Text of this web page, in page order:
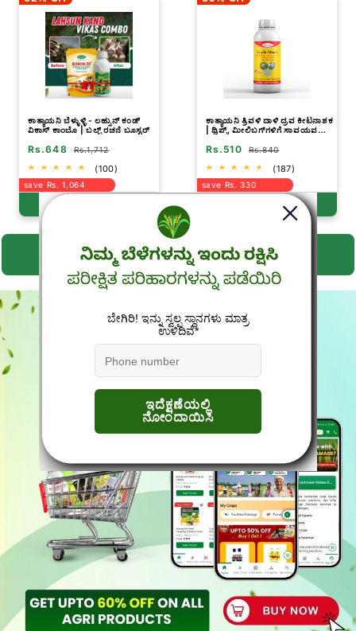
ಕಾತ್ಯಾಯನಿ ಬೆಳ್ಳುಳ್ಳಿ - ಲಹ್ಸುನ್ ಕಂಡ್
ವಿಕಾಸ್ ಕಾಂಬೊ | ಬಲ್ಬ್ ರಚನೆ ಬೂಸ್ಟರ್
Rs.648 Rs.1,712
(100)
save Rs. 1,064
ಕಾತ್ಯಾಯನಿ ತ್ರಿವಳಿ ದಾಳಿ ದ್ರವ ಕೀಟನಾಶಕ
| ಥ್ರಿಪ್ಸ್, ಮೀಲಿಬಗ್‌ಗಳಿಗೆ ಸಾವಯವ
Rs.510 Rs.840
(187)
save Rs. 330
Buy Now
ಎಲ್ಲಾ ವೀಕ್ಷಿಸಿ